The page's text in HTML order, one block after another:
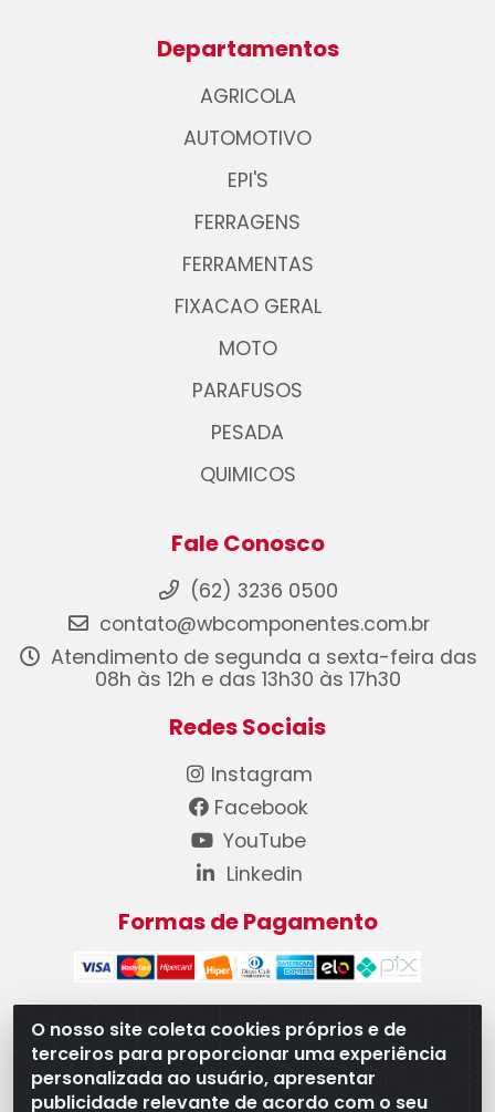
O nosso site coleta cookies próprios e de
terceiros para proporcionar uma experiência
personalizada ao usuário, apresentar
publicidade relevante de acordo com o seu
Departamentos
AGRICOLA
AUTOMOTIVO
EPI'S
FERRAGENS
FERRAMENTAS
FIXACAO GERAL
MOTO
PARAFUSOS
PESADA
QUIMICOS
Fale Conosco
(62) 3236 0500
contato@wbcomponentes.com.br
Atendimento de segunda a sexta-feira das
08h às 12h e das 13h30 às 17h30
Redes Sociais
Instagram
Facebook
YouTube
Linkedin
Formas de Pagamento
WB Componentes Automotivos LTDA - CNPJ
08.528.393/0001-12 - Rua do Níquel, 667 - Parque
Oeste Industrial, Goiânia/GO - CEP 74375-660